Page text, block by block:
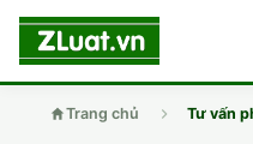
Trang chủ Tư vấn